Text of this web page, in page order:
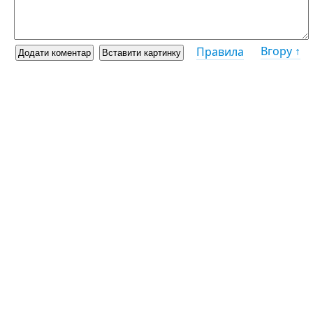
Правила Вгору ↑